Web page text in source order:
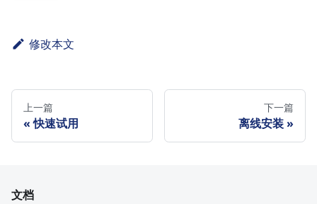
修改本文
上一篇
快速试用
下一篇
离线安装
文档